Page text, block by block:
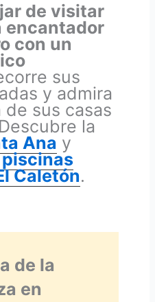
de visitar
encantador
con un
sus
y admira
sus casas
la
Ana y
piscinas
Caletón.
de la
en